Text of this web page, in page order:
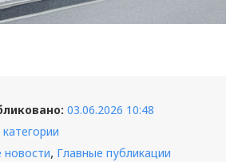
03.06.2026 10:48
категории
, Главные публикации